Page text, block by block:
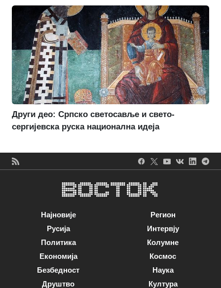
Други део: Српско светосавље и свето-
сергијевска руска национална идеја
Најновије
Русија
Политика
Економија
Безбедност
Друштво
Регион
Интервју
Колумне
Космос
Наука
Култура